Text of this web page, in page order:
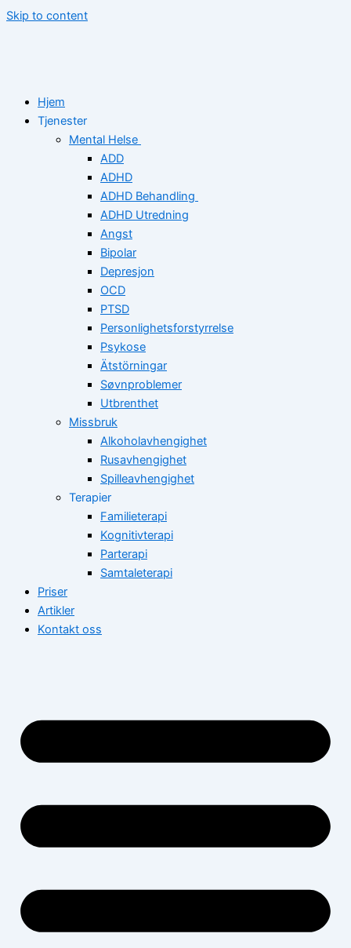
Skip to content
Hjem
Tjenester
Mental Helse
ADD
ADHD
ADHD Behandling
ADHD Utredning
Angst
Bipolar
Depresjon
OCD
PTSD
Personlighetsforstyrrelse
Psykose
Ätstörningar
Søvnproblemer
Utbrenthet
Missbruk
Alkoholavhengighet
Rusavhengighet
Spilleavhengighet
Terapier
Familieterapi
Kognitivterapi
Parterapi
Samtaleterapi
Priser
Artikler
Kontakt oss